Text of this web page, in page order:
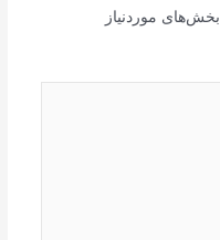
بخش‌های موردنیاز